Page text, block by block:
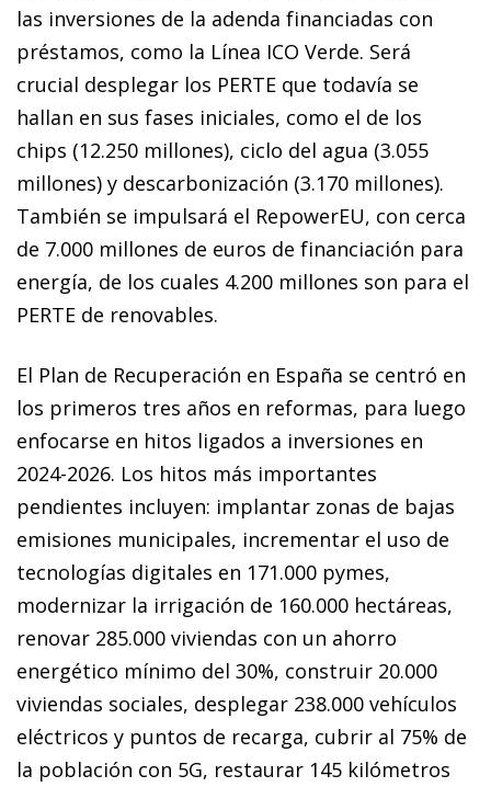
las inversiones de la adenda financiadas con
préstamos, como la Línea ICO Verde. Será
crucial desplegar los PERTE que todavía se
hallan en sus fases iniciales, como el de los
chips (12.250 millones), ciclo del agua (3.055
millones) y descarbonización (3.170 millones).
También se impulsará el RepowerEU, con cerca
de 7.000 millones de euros de financiación para
energía, de los cuales 4.200 millones son para el
PERTE de renovables.
El Plan de Recuperación en España se centró en
los primeros tres años en reformas, para luego
enfocarse en hitos ligados a inversiones en
2024-2026. Los hitos más importantes
pendientes incluyen: implantar zonas de bajas
emisiones municipales, incrementar el uso de
tecnologías digitales en 171.000 pymes,
modernizar la irrigación de 160.000 hectáreas,
renovar 285.000 viviendas con un ahorro
energético mínimo del 30%, construir 20.000
viviendas sociales, desplegar 238.000 vehículos
eléctricos y puntos de recarga, cubrir al 75% de
la po­­blación con 5G, restaurar 145 kilómetros